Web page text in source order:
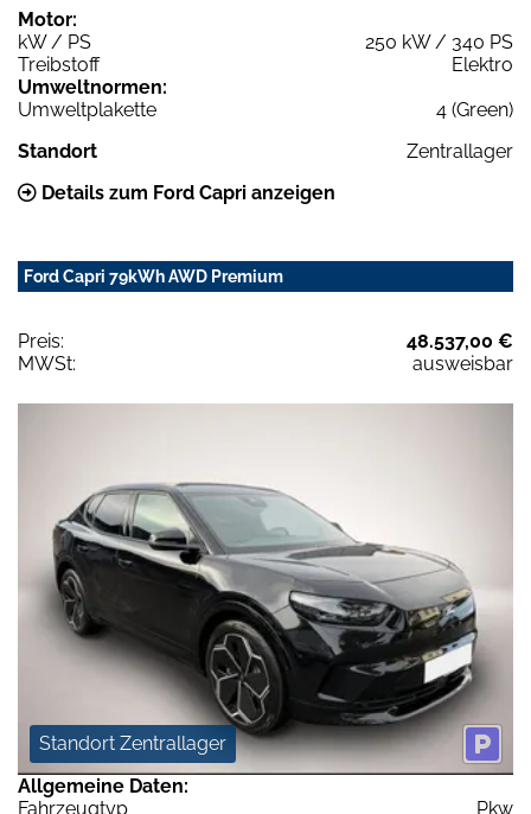
Motor:
kW / PS
250 kW / 340 PS
Treibstoff
Elektro
Umweltnormen:
Umweltplakette
4 (Green)
Standort
Zentrallager
Details zum Ford Capri anzeigen
Ford Capri 79kWh AWD Premium
Preis:
48.537,00 €
MWSt:
ausweisbar
Standort Zentrallager
Allgemeine Daten:
Fahrzeugtyp
Pkw